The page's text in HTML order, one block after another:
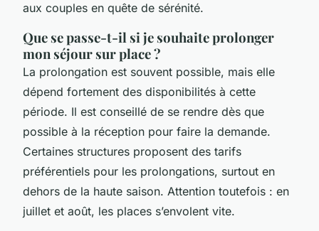
aux couples en quête de sérénité.
Que se passe-t-il si je souhaite prolonger
mon séjour sur place ?
La prolongation est souvent possible, mais elle
dépend fortement des disponibilités à cette
période. Il est conseillé de se rendre dès que
possible à la réception pour faire la demande.
Certaines structures proposent des tarifs
préférentiels pour les prolongations, surtout en
dehors de la haute saison. Attention toutefois : en
juillet et août, les places s’envolent vite.